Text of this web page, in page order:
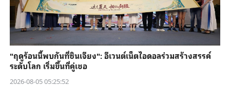
"ฤดูร้อนนี้พบกันที่ซินเจียง": อีเวนต์เน็ตไอดอลร่วมสร้างสรรค์
ระดับโลก เริ่มขึ้นที่คู่เชอ
2026-08-05 05:25:52